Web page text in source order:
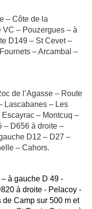
– Côte de la
VC – Pouzergues – à
D149 – St Cevet –
– Arcambal –
de l’Agasse – Route
Lascabanes – Les
– Montcuq –
– D656 à droite –
D12 – D27 –
– Cahors.
à gauche D 49 -
à droite - Pelacoy -
Camp sur 500 m et